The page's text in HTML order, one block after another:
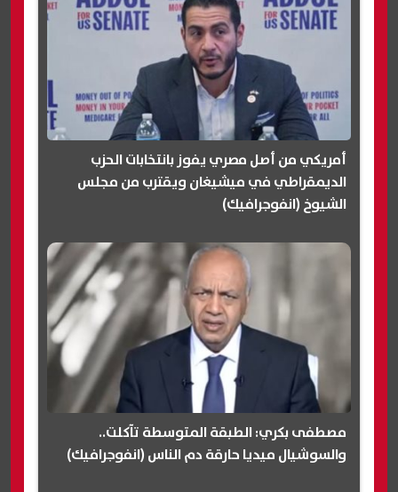
أمريكي من أصل مصري يفوز بانتخابات الحزب
الديمقراطي في ميشيغان ويقترب من مجلس
الشيوخ (انفوجرافيك)
مصطفى بكري: الطبقة المتوسطة تآكلت..
والسوشيال ميديا حارقة دم الناس (انفوجرافيك)